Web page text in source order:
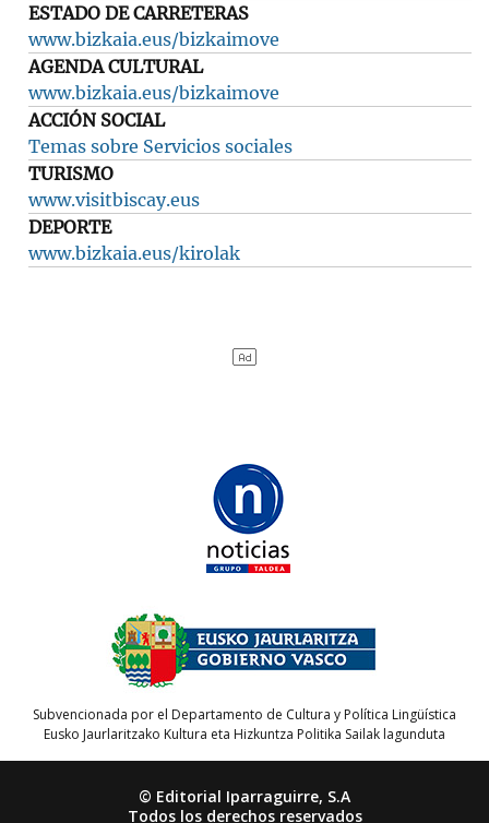
ESTADO DE CARRETERAS
www.bizkaia.eus/bizkaimove
AGENDA CULTURAL
www.bizkaia.eus/bizkaimove
ACCIÓN SOCIAL
Temas sobre Servicios sociales
TURISMO
www.visitbiscay.eus
DEPORTE
www.bizkaia.eus/kirolak
Subvencionada por el Departamento de Cultura y Política Lingüística
Eusko Jaurlaritzako Kultura eta Hizkuntza Politika Sailak lagunduta
© Editorial Iparraguirre, S.A
Todos los derechos reservados